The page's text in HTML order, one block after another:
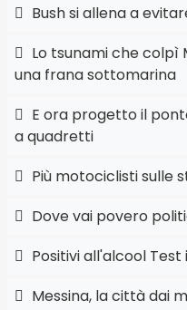
Bush si allena a
Lo tsunami che colpì
una frana sottomarina
E ora progetto il
a quadretti
Più motociclisti sulle
Dove vai povero
Positivi all'alcool Test
Messina, la città dai